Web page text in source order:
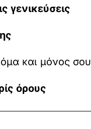
γενικεύσεις
και μόνος σου
όρους